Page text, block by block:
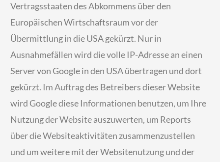
Vertragsstaaten des Abkommens über den
Europäischen Wirtschaftsraum vor der
Übermittlung in die USA gekürzt. Nur in
Ausnahmefällen wird die volle IP-Adresse an einen
Server von Google in den USA übertragen und dort
gekürzt. Im Auftrag des Betreibers dieser Website
wird Google diese Informationen benutzen, um Ihre
Nutzung der Website auszuwerten, um Reports
über die Websiteaktivitäten zusammenzustellen
und um weitere mit der Websitenutzung und der